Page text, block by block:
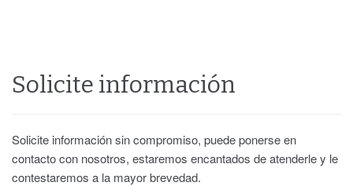
Solicite información
Solicite información sin compromiso, puede ponerse en
contacto con nosotros, estaremos encantados de atenderle y le
contestaremos a la mayor brevedad.